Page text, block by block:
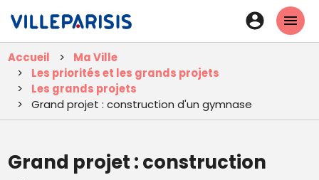
contenu
En-
tête
Accueil
Ma Ville
Les priorités et les grands projets
Les grands projets
Grand projet : construction d'un gymnase
Grand projet : construction